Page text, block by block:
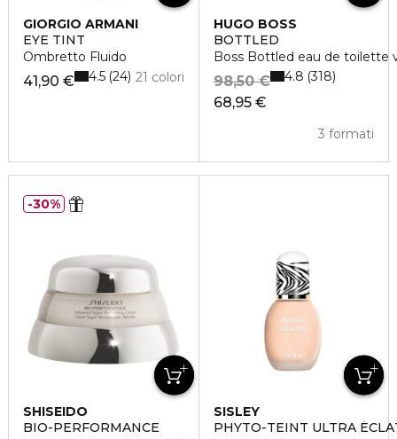
GIORGIO ARMANI
EYE TINT
Ombretto Fluido
41,90 € 21 colori
4.5 24
HUGO BOSS
BOTTLED
Boss Bottled eau de toilette
68,95 €
98,50 €
3 formati
4.8 318
SHISEIDO
BIO-PERFORMANCE
30%
SISLEY
PHYTO-TEINT ULTRA